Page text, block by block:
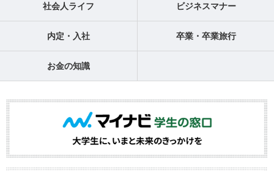
社会人ライフ ビジネスマナー
内定・入社 卒業・卒業旅行
お金の知識